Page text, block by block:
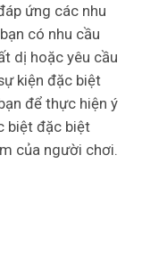
ứng các nhu
có nhu cầu
dị hoặc yêu cầu
kiện đặc biệt
để thực hiện ý
biệt đặc biệt
của người chơi.